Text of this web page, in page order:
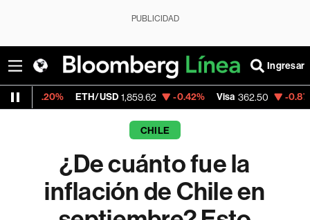
PUBLICIDAD
Ingresar
ETH/USD 1,859.62 -0.42% Visa 362.50 -0.87%
CHILE
¿De cuánto fue la
inflación de Chile en